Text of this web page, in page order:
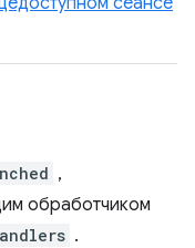
,
обработчиком
.